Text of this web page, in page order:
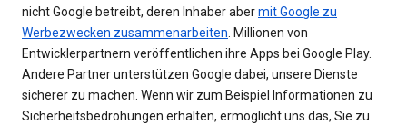
nicht Google betreibt, deren Inhaber abermit Google zu
Werbezwecken zusammenarbeiten. Millionen von
Entwicklerpartnern veröffentlichen ihre Apps bei Google Play.
Andere Partner unterstützen Google dabei, unsere Dienste
sicherer zu machen. Wenn wir zum Beispiel Informationen zu
Sicherheitsbedrohungen erhalten, ermöglicht uns das, Sie zu